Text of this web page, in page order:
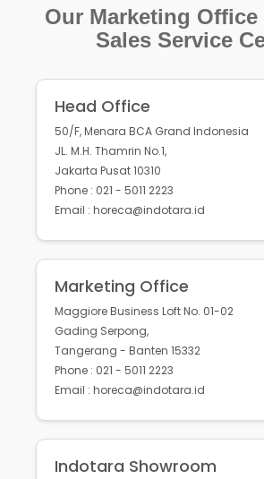
Our Marketing Office
Sales Service
Head Office
50/F, Menara BCA Grand Indonesia
JL. M.H. Thamrin No.1,
Jakarta Pusat 10310
Phone : 021 - 5011 2223
Email : horeca@indotara.id
Marketing Office
Maggiore Business Loft No. 01-02
Gading Serpong,
Tangerang - Banten 15332
Phone : 021 - 5011 2223
Email : horeca@indotara.id
Indotara Showroom